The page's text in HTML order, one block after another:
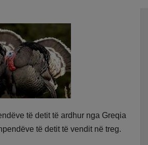
të detit të ardhur nga Greqia
të detit të vendit në treg.